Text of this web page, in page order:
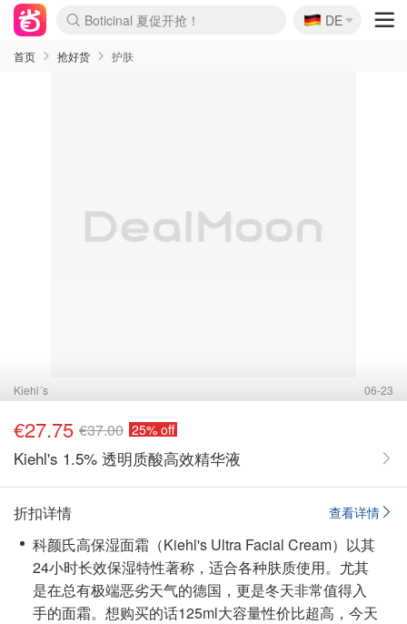
Boticinal 夏促开抢！
4折！lulu周四疯狂上新
还没结束！&OtherStories大促
Joybuy变相75折 随时失效
速领！Stanley独家85折
疑似霸哥！Camper额外叠85折
Zalando 奥莱闪促！每日更新
Moncler反季囤！5折起+叠9折
Coach Brooklyn仅€192
🇩🇪
DE
首页 抢好货 护肤
Kiehl´s 06-23
€27.75 €37.00 25% off
Kiehl's 1.5% 透明质酸高效精华液
查看详情
折扣详情
科颜氏高保湿面霜（Kiehl's Ultra Facial Cream）以其
24小时长效保湿特性著称，适合各种肤质使用。尤其
是在总有极端恶劣天气的德国，更是冬天非常值得入
手的面霜。想购买的话125ml大容量性价比超高，今天